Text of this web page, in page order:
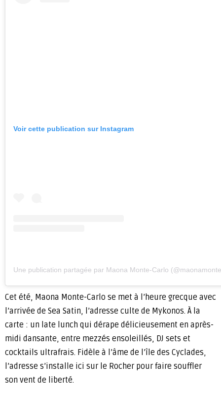
Voir cette publication sur Instagram
Une publication partagée par Maona Monte-Carlo
Cet été, Maona Monte-Carlo se met à l’heure grecque avec
l’arrivée de Sea Satin, l’adresse culte de Mykonos. À la
carte : un late lunch qui dérape délicieusement en après-
midi dansante, entre mezzés ensoleillés, DJ sets et
cocktails ultrafrais. Fidèle à l’âme de l’île des Cyclades,
l’adresse s’installe ici sur le Rocher pour faire souffler
son vent de liberté.